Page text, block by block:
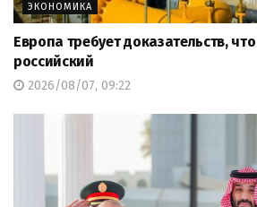
ЭКОНОМИКА
Европа требует доказательств,
российский
2026/08/07, 09:22